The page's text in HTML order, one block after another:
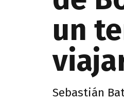
un
Sebastián